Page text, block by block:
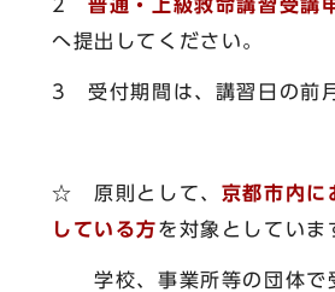
2 普通・上級救命講習受講
へ提出してください。
3 受付期間は、講習日の前
☆ 原則として、 京都市内に
している方を対象としていま
学校、事業所等の団体で